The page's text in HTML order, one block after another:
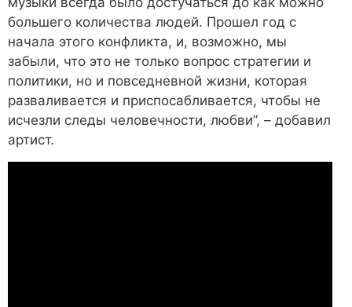
большего количества людей. Прошел год с
начала этого конфликта, и, возможно, мы
забыли, что это не только вопрос стратегии и
политики, но и повседневной жизни, которая
разваливается и приспосабливается, чтобы не
исчезли следы человечности, любви”, – добавил
артист.